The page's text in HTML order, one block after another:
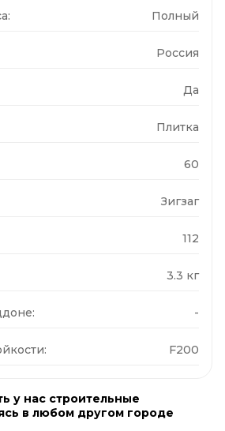
Полный
Россия
Да
Плитка
60
Зигзаг
112
3.3 кг
-
F200
у нас строительные
в любом другом городе